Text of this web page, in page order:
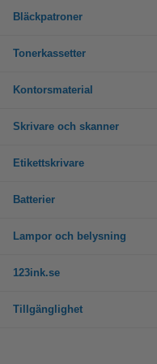
Bläckpatroner
Tonerkassetter
Kontorsmaterial
Skrivare och skanner
Etikettskrivare
Batterier
Lampor och belysning
123ink.se
Tillgänglighet